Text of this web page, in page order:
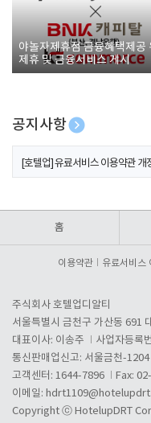
야놀자제휴점 금융혜택제공
제휴 및 금융서비스 게시
공지사항
[호텔업] 개인정보 처리방침 개정본
[호텔업] 유료서비스 이용약관 개
홈
이용약관 유료서비스
주식회사 호텔업디알티
서울특별시 금천구 가산동 691
대표이사: 이송주
사업자등록
통신판매업신고: 서울금천-1204
고객센터: 1644-7896
Fax:
이메일:
Copyright ⓒ HotelupDRT